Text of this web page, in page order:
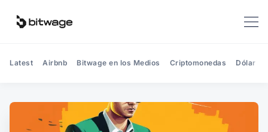
Latest Airbnb Bitwage en los Medios Criptomonedas Dólar